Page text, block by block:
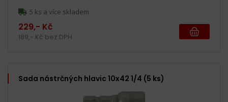
5 ks a více skladem
229,- Kč
189,- Kč bez DPH
Sada nástrčných hlavic 10x42 1/4 (5 ks)